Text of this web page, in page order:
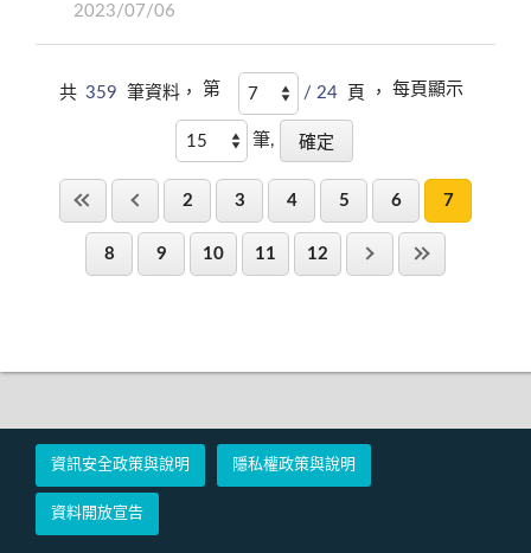
2023/07/06
共 359 筆資料， 第 / 24 頁 ， 每頁顯示
筆,
2 3 4 5 6 7
8 9 10 11 12
資訊安全政策與說明 隱私權政策與說明
資料開放宣告